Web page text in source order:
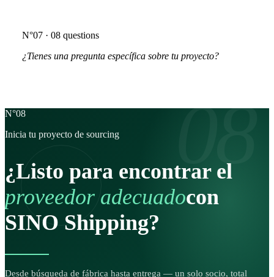
N°07 · 08 questions
¿Tienes una pregunta específica sobre tu proyecto?
08
N°08
Inicia tu proyecto de sourcing
¿Listo para encontrar el
proveedor adecuadocon
SINO Shipping?
Desde búsqueda de fábrica hasta entrega — un solo socio, total